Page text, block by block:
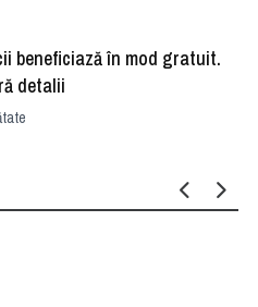
beneficiază în mod gratuit.
detalii